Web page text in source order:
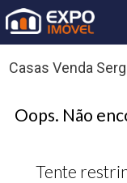
Casas Venda
Oops. Não
Tente